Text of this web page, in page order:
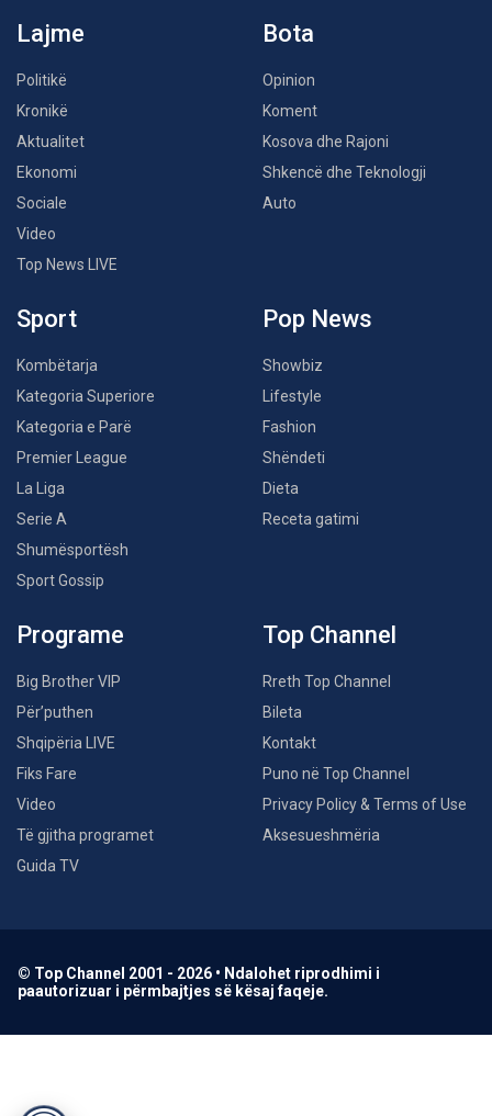
Lajme
Politikë
Kronikë
Aktualitet
Ekonomi
Sociale
Video
Top News LIVE
Bota
Opinion
Koment
Kosova dhe Rajoni
Shkencë dhe Teknologji
Auto
Sport
Kombëtarja
Kategoria Superiore
Kategoria e Parë
Premier League
La Liga
Serie A
Shumësportësh
Sport Gossip
Pop News
Showbiz
Lifestyle
Fashion
Shëndeti
Dieta
Receta gatimi
Programe
Big Brother VIP
Për’puthen
Shqipëria LIVE
Fiks Fare
Video
Të gjitha programet
Guida TV
Top Channel
Rreth Top Channel
Bileta
Kontakt
Puno në Top Channel
Privacy Policy & Terms of Use
Aksesueshmëria
© Top Channel 2001 - 2026 • Ndalohet riprodhimi i
paautorizuar i përmbajtjes së kësaj faqeje.